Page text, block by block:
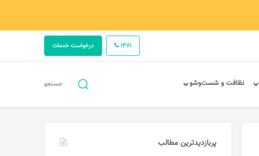
درخواست خدمات 1471
نظافت و شست‌وشو جستجوجستجو
پربازدیدترین مطالب